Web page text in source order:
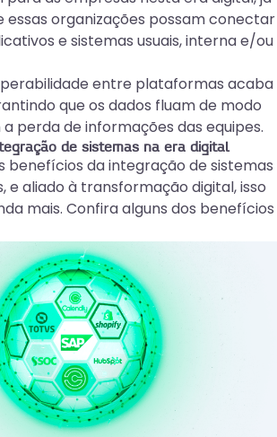
essas organizações possam conectar
e sistemas usuais, interna e/ou
entre plataformas acaba
que os dados fluam de modo
perda de informações das equipes.
de sistemas na era digital
benefícios da integração de sistemas
e aliado à transformação digital, isso
mais. Confira alguns dos benefícios